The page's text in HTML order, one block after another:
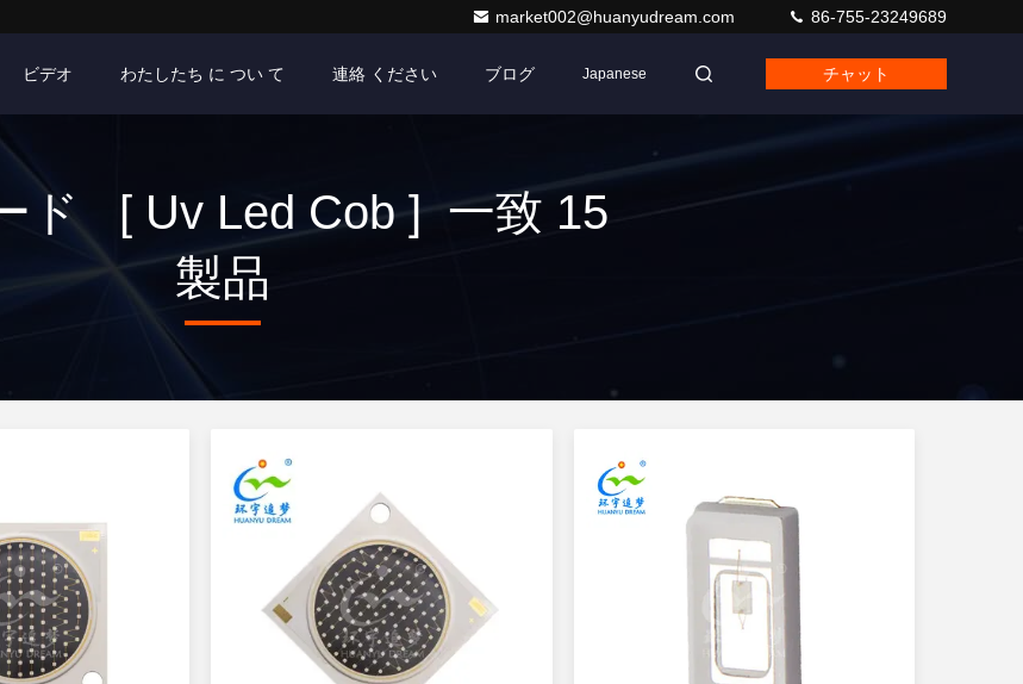
market002@huanyudream.com 86-755-23249689
ビデオ わたしたち に つい て 連絡 ください ブログ Japanese チャット
ド [ Uv Led Cob ] 一致 15
製品